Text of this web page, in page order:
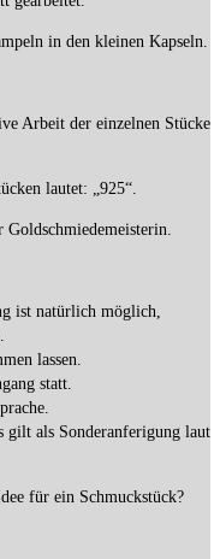
in den kleinen Kapseln.
Arbeit der einzelnen Stücke
lautet: „925“.
ist natürlich möglich,
lassen.
statt.
gilt als Sonderanferigung laut
für ein Schmuckstück?